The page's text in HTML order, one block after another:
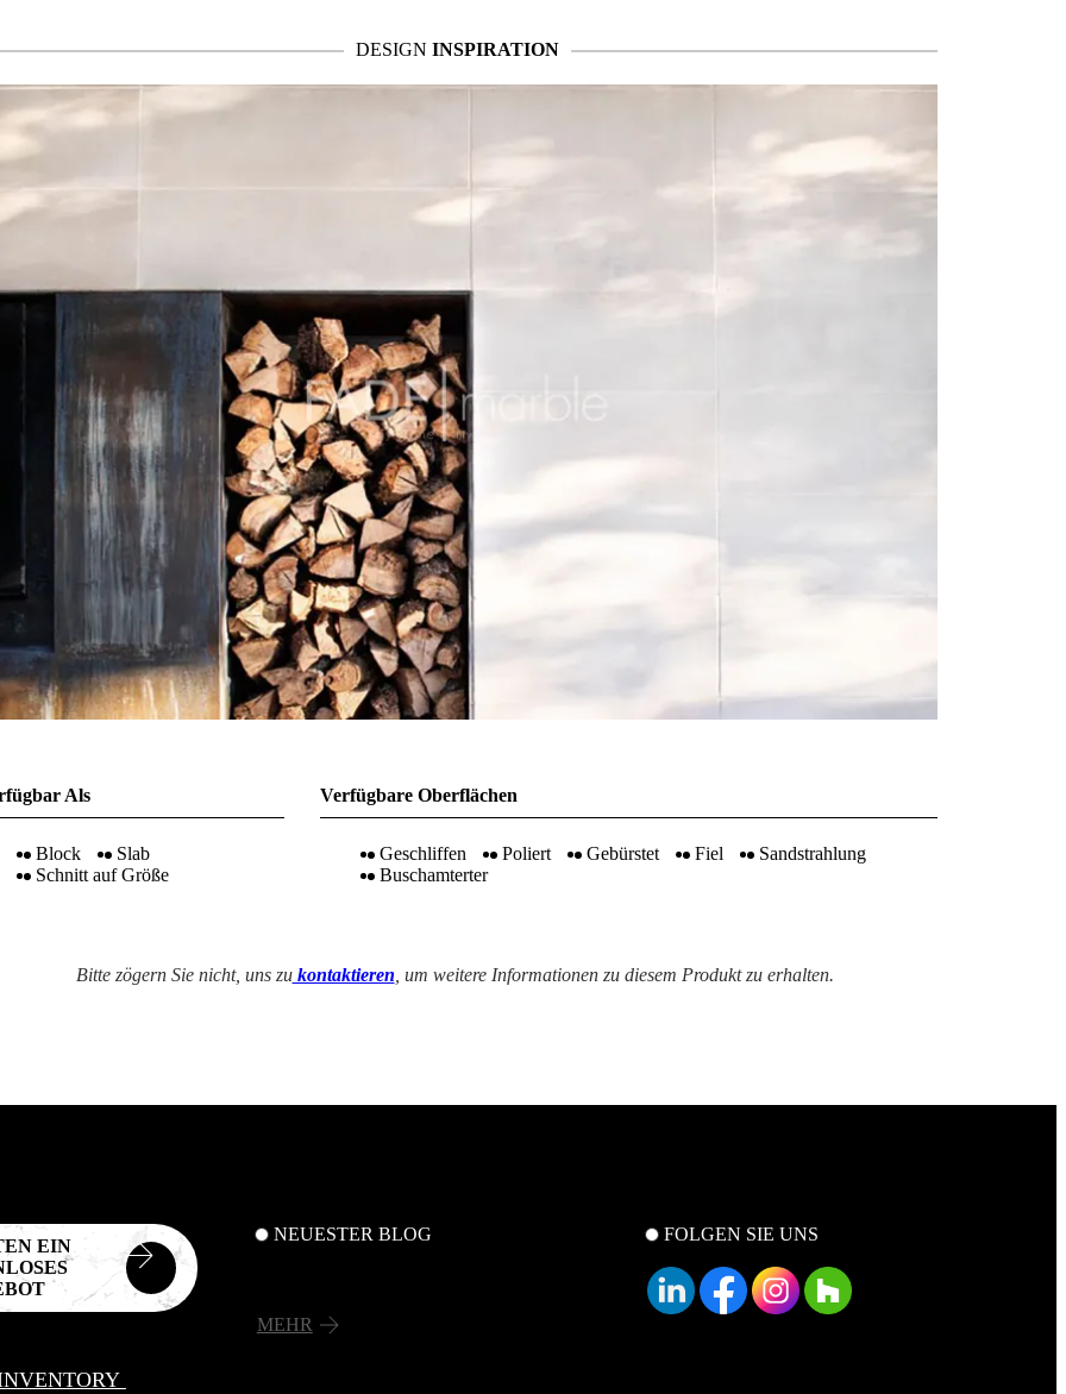
DESIGN INSPIRATION
Als
Block
Slab
Schnitt auf Größe
Verfügbare Oberflächen
Geschliffen Poliert Gebürstet Fiel
Sandstrahlung
Buschamterter
Bitte zögern Sie nicht, uns zukontaktieren , um weitere Informationen zu diesem Produkt zu erhalten.
EIN
NEUESTER BLOG
MEHR
FOLGEN SIE UNS